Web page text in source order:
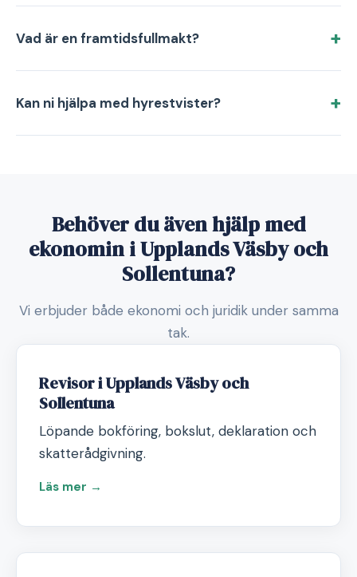
Vad är en framtidsfullmakt?
Kan ni hjälpa med hyrestvister?
Behöver du även hjälp med
ekonomin i Upplands Väsby och
Sollentuna?
Vi erbjuder både ekonomi och juridik under samma
tak.
Revisor i Upplands Väsby och
Sollentuna
Löpande bokföring, bokslut, deklaration och
skatterådgivning.
Läs mer →